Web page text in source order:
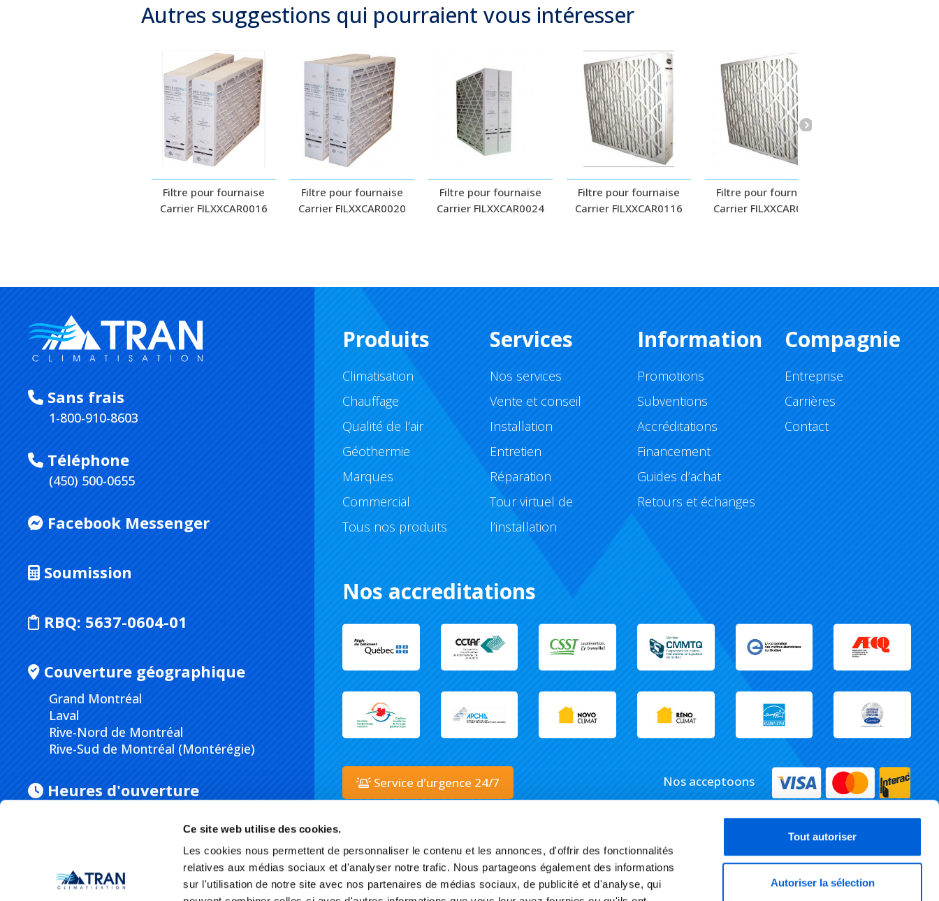
Ce site web utilise des cookies.
Les cookies nous permettent de personnaliser le contenu et les annonces, d'offrir des fonctionnalités
relatives aux médias sociaux et d'analyser notre trafic. Nous partageons également des informations
sur l'utilisation de notre site avec nos partenaires de médias sociaux, de publicité et d'analyse, qui
Tout autoriser
Autoriser la sélection
Autres suggestions qui pourraient vous intéresser
Filtre pour fournaise
Carrier FILXXCAR0016
Filtre pour fournaise
Carrier FILXXCAR0020
Filtre pour fournaise
Carrier FILXXCAR0024
Filtre pour fournaise
Carrier FILXXCAR0116
Filtre pour fournaise
Carrier FILXXCAR0120
Sans frais
1-800-910-8603
Téléphone
(450) 500-0655
Facebook Messenger
Soumission
RBQ: 5637-0604-01
Couverture géographique
Grand Montréal
Laval
Rive-Nord de Montréal
Rive-Sud de Montréal (Montérégie)
Heures d'ouverture
Service d'urgence 24/7
Produits
Climatisation
Chauffage
Qualité de l’air
Géothermie
Marques
Commercial
Tous nos produits
Services
Nos services
Vente et conseil
Installation
Entretien
Réparation
Tour virtuel de
l’installation
Information
Promotions
Subventions
Accréditations
Financement
Guides d’achat
Retours et échanges
Compagnie
Entreprise
Carrières
Contact
Nos accreditations
Service d'urgence 24/7 Nos acceptoons